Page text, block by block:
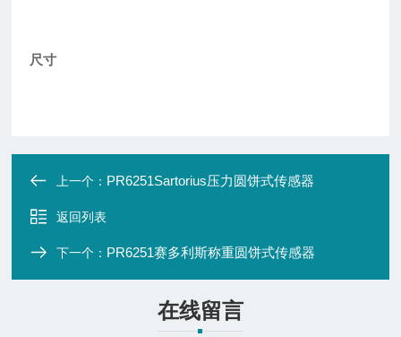
尺寸
上一个： PR6251Sartorius压力圆饼式传感器
返回列表
下一个： PR6251赛多利斯称重圆饼式传感器
在线留言